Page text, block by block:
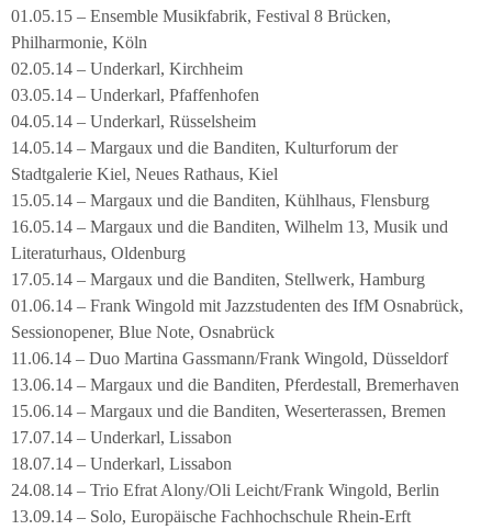
01.05.15 – Ensemble Musikfabrik, Festival 8 Brücken,
Philharmonie, Köln
02.05.14 – Underkarl, Kirchheim
03.05.14 – Underkarl, Pfaffenhofen
04.05.14 – Underkarl, Rüsselsheim
14.05.14 – Margaux und die Banditen, Kulturforum der
Stadtgalerie Kiel, Neues Rathaus, Kiel
15.05.14 – Margaux und die Banditen, Kühlhaus, Flensburg
16.05.14 – Margaux und die Banditen, Wilhelm 13, Musik und
Literaturhaus, Oldenburg
17.05.14 – Margaux und die Banditen, Stellwerk, Hamburg
01.06.14 – Frank Wingold mit Jazzstudenten des IfM Osnabrück,
Sessionopener, Blue Note, Osnabrück
11.06.14 – Duo Martina Gassmann/Frank Wingold, Düsseldorf
13.06.14 – Margaux und die Banditen, Pferdestall, Bremerhaven
15.06.14 – Margaux und die Banditen, Weserterassen, Bremen
17.07.14 – Underkarl, Lissabon
18.07.14 – Underkarl, Lissabon
24.08.14 – Trio Efrat Alony/Oli Leicht/Frank Wingold, Berlin
13.09.14 – Solo, Europäische Fachhochschule Rhein-Erft